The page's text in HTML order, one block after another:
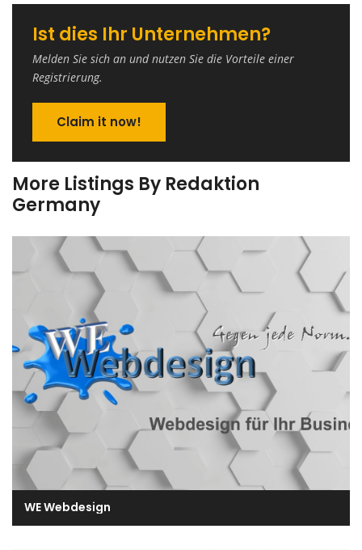
Ist dies Ihr Unternehmen?
Melden Sie sich an und nutzen Sie die Vorteile einer
Registrierung.
Claim it now!
More Listings By Redaktion
Germany
WE Webdesign